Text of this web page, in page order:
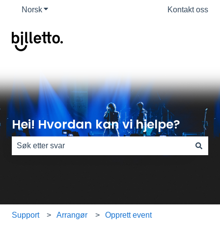
NorskVis undermeny for oversettelser Kontakt oss
Hei! Hvordan kan vi hjelpe?
Support Arrangør Opprett event